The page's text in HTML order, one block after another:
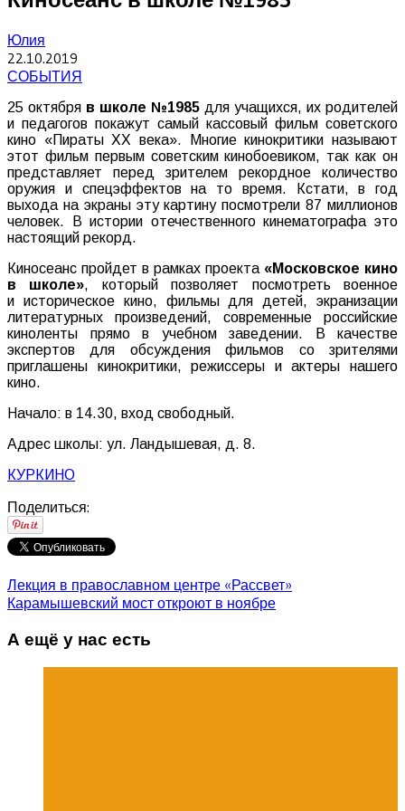
Юлия
22.10.2019
СОБЫТИЯ
25 октябряв школе №1985 для учащихся, их родителей
и педагогов покажут самый кассовый фильм советского
кино «Пираты XX века». Многие кинокритики называют
этот фильм первым советским кинобоевиком, так как он
представляет перед зрителем рекордное количество
оружия и спецэффектов на то время. Кстати, в год
выхода на экраны эту картину посмотрели 87 миллионов
человек. В истории отечественного кинематографа это
настоящий рекорд.
Киносеанс пройдет в рамках проекта «Московское кино
в школе», который позволяет посмотреть военное
и историческое кино, фильмы для детей, экранизации
литературных произведений, современные российские
киноленты прямо в учебном заведении. В качестве
экспертов для обсуждения фильмов со зрителями
приглашены кинокритики, режиссеры и актеры нашего
кино.
Начало: в 14.30, вход свободный.
Адрес школы: ул. Ландышевая, д. 8.
КУРКИНО
Поделиться:
Лекция в православном центре «Рассвет»
Карамышевский мост откроют в ноябре
А ещё у нас есть